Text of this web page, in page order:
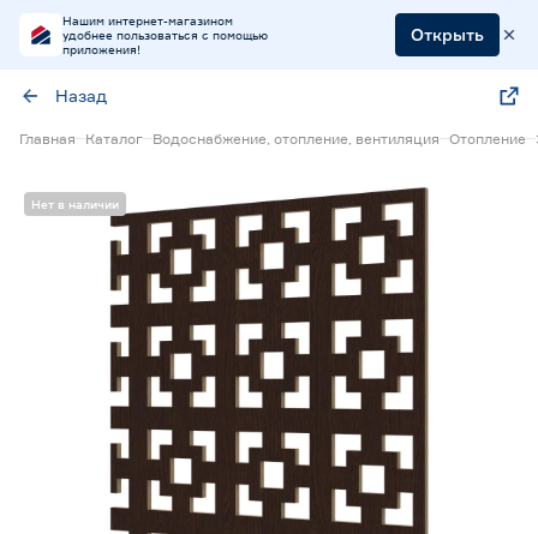
Нашим интернет-магазином
удобнее пользоваться с помощью
приложения!
Открыть
Назад
Главная Каталог Водоснабжение, отопление, вентиляция Отопление
Нет в наличии